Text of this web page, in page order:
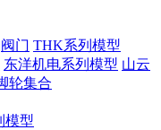
阀门 THK系列模型
东洋机电系列模型 山云
轮集合
模型